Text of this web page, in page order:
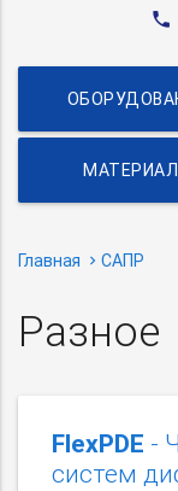
phone
Главная САПР
Разное
FlexPDE -
систем